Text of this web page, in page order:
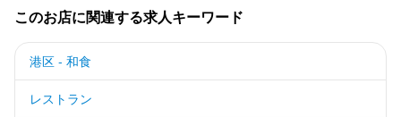
このお店に関連する求人キーワード
港区 - 和食
レストラン